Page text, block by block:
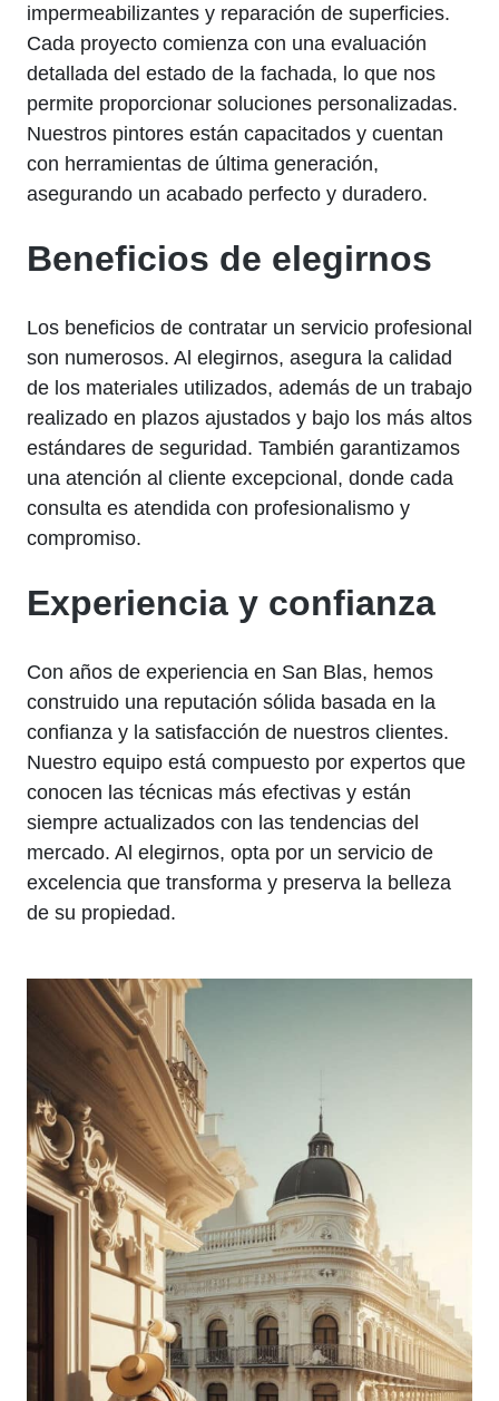
impermeabilizantes y reparación de superficies.
Cada proyecto comienza con una evaluación
detallada del estado de la fachada, lo que nos
permite proporcionar soluciones personalizadas.
Nuestros pintores están capacitados y cuentan
con herramientas de última generación,
asegurando un acabado perfecto y duradero.
Beneficios de elegirnos
Los beneficios de contratar un servicio profesional
son numerosos. Al elegirnos, asegura la calidad
de los materiales utilizados, además de un trabajo
realizado en plazos ajustados y bajo los más altos
estándares de seguridad. También garantizamos
una atención al cliente excepcional, donde cada
consulta es atendida con profesionalismo y
compromiso.
Experiencia y confianza
Con años de experiencia en San Blas, hemos
construido una reputación sólida basada en la
confianza y la satisfacción de nuestros clientes.
Nuestro equipo está compuesto por expertos que
conocen las técnicas más efectivas y están
siempre actualizados con las tendencias del
mercado. Al elegirnos, opta por un servicio de
excelencia que transforma y preserva la belleza
de su propiedad.